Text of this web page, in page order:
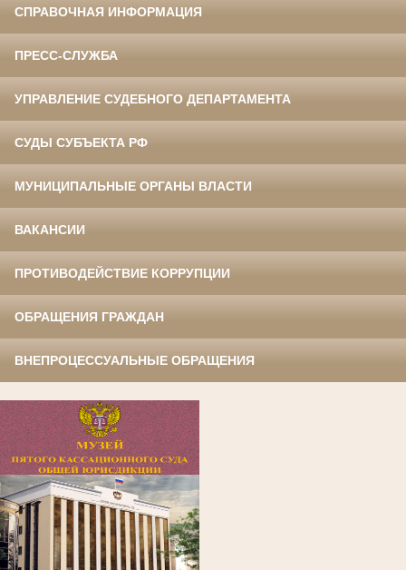
СПРАВОЧНАЯ ИНФОРМАЦИЯ
ПРЕСС-СЛУЖБА
УПРАВЛЕНИЕ СУДЕБНОГО ДЕПАРТАМЕНТА
СУДЫ СУБЪЕКТА РФ
МУНИЦИПАЛЬНЫЕ ОРГАНЫ ВЛАСТИ
ВАКАНСИИ
ПРОТИВОДЕЙСТВИЕ КОРРУПЦИИ
ОБРАЩЕНИЯ ГРАЖДАН
ВНЕПРОЦЕССУАЛЬНЫЕ ОБРАЩЕНИЯ